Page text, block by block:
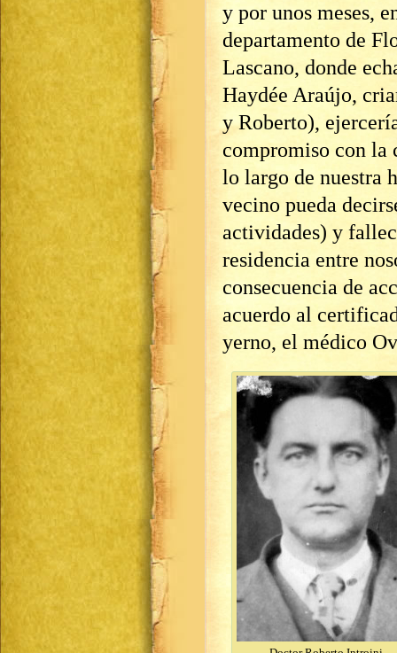
y por unos meses,
departamento de
Lascano, donde
Haydée Araújo,
y Roberto),
compromiso con la
lo largo de nuestra
vecino pueda
actividades) y
residencia entre
consecuencia de
acuerdo al
yerno, el médico